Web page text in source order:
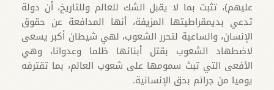
عليهم)، تثبت بما لا يقبل الشك للعالم وللتاريخ، أن دولة
تدعي بديمقراطيتها المزيفة، أنها المدافعة عن حقوق
الإنسان، والساعية لتحرر الشعوب، لهي شيطان أكبر يسعى
لاضطهاد الشعوب بقتل أبنائها ظلما وعدوانا، وهي
الأفعى التي تبث سمومها على شعوب العالم، بما تقترفه
يوميا من جرائم بحق الإنسانية.